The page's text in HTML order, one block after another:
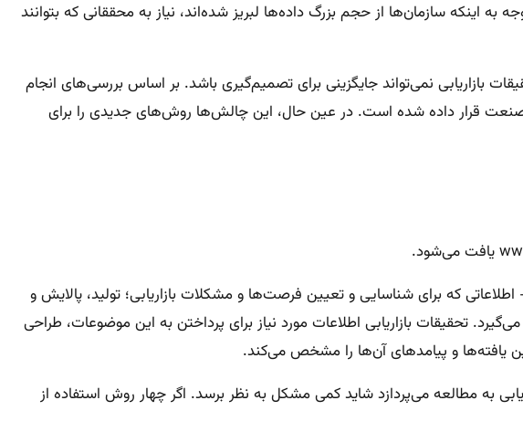
اینکه سازمان‌ها از حجم بزرگ داده‌ها لبریز شده‌اند، نیاز به محققانی که بتوانند
بازاریابی نمی‌تواند جایگزینی برای تصمیم‌گیری باشد. بر اساس بررسی‌های انجام
صنعت قرار داده شده است. در عین حال، این چالش‌ها روش‌های جدیدی را برای
که برای شناسایی و تعیین فرصت‌ها و مشکلات بازاریابی؛ تولید، پالایش و
می‏‌گیرد. تحقیقات بازاریابی اطلاعات مورد نیاز برای پرداختن به این موضوعات، طراحی
یافته‌ها و پیامدهای آن‌ها را مشخص می‌کند.
به مطالعه می‌پردازد شاید کمی مشکل به نظر برسد. اگر چهار روش استفاده از